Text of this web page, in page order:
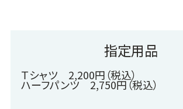
指定用品
Ｔシャツ 2,200円（税込）
ハーフパンツ 2,750円（税込）